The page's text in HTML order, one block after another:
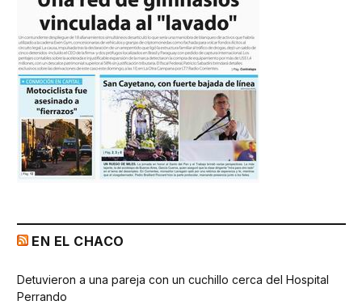
EN EL CHACO
Detuvieron a una pareja con un cuchillo cerca del Hospital
Perrando